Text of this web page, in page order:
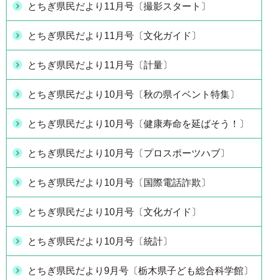
とちぎ県民だより11月号〔撮影スタート〕
とちぎ県民だより11月号〔文化ガイド〕
とちぎ県民だより11月号〔計量〕
とちぎ県民だより10月号〔秋の県イベント特集〕
とちぎ県民だより10月号〔健康寿命を延ばそう！〕
とちぎ県民だより10月号〔プロスポーツハブ〕
とちぎ県民だより10月号〔国際電話詐欺〕
とちぎ県民だより10月号〔文化ガイド〕
とちぎ県民だより10月号〔統計〕
とちぎ県民だより9月号〔栃木県子ども総合科学館〕